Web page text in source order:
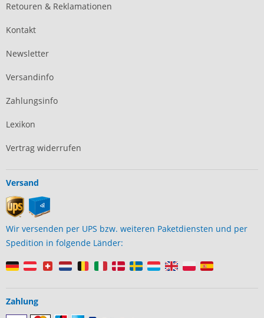
Retouren & Reklamationen
Kontakt
Newsletter
Versandinfo
Zahlungsinfo
Lexikon
Vertrag widerrufen
Versand
Wir versenden per UPS bzw. weiteren Paketdiensten und per
Spedition in folgende Länder:
Zahlung